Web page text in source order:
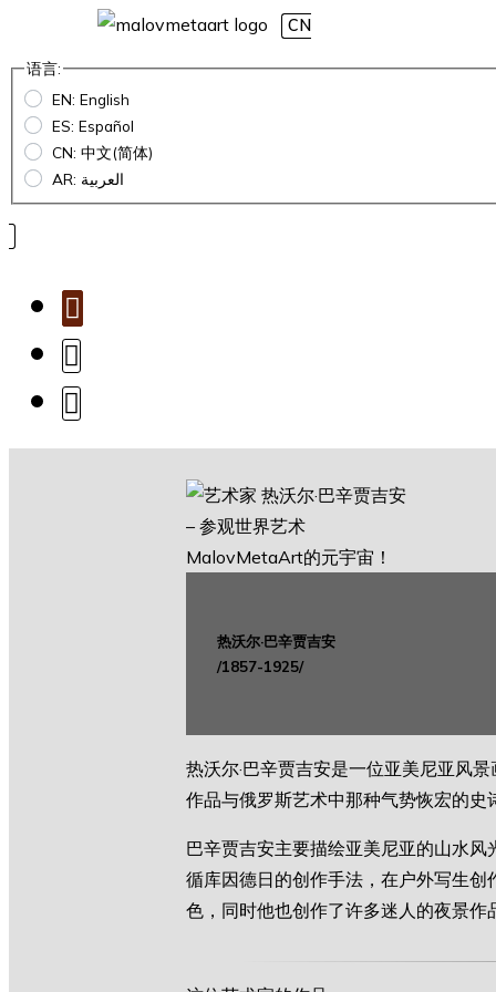
CN
语言:
EN: English
ES: Español
CN: 中文(简体)
AR: العربية
热沃尔·巴辛贾吉安
/1857-1925/
热沃尔·巴辛贾吉安是一位亚美尼亚风
作品与俄罗斯艺术中那种气势恢宏的史
巴辛贾吉安主要描绘亚美尼亚的山水
循库因德日的创作手法，在户外写生
色，同时他也创作了许多迷人的夜景作